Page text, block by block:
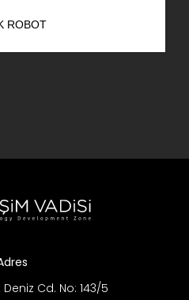
ROBOT
Cd. No: 143/5